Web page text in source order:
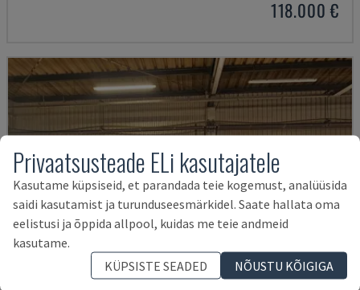
118.000 €
Privaatsusteade ELi kasutajatele
Kasutame küpsiseid, et parandada teie kogemust, analüüsida
saidi kasutamist ja turunduseesmärkidel. Saate hallata oma
eelistusi ja õppida allpool, kuidas me teie andmeid
kasutame.
KÜPSISTE SEADED
NÕUSTU KÕIGIGA